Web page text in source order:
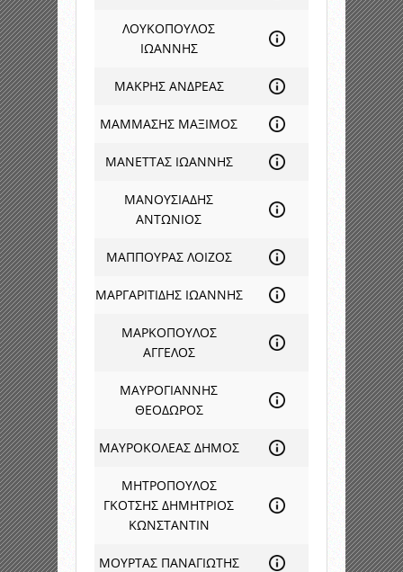
ΛΟΥΚΟΠΟΥΛΟΣ
ΙΩΑΝΝΗΣ
ΜΑΚΡΗΣ ΑΝΔΡΕΑΣ
ΜΑΜΜΑΣΗΣ ΜΑΞΙΜΟΣ
ΜΑΝΕΤΤΑΣ ΙΩΑΝΝΗΣ
ΜΑΝΟΥΣΙΑΔΗΣ
ΑΝΤΩΝΙΟΣ
ΜΑΠΠΟΥΡΑΣ ΛΟΙΖΟΣ
ΜΑΡΓΑΡΙΤΙΔΗΣ ΙΩΑΝΝΗΣ
ΜΑΡΚΟΠΟΥΛΟΣ
ΑΓΓΕΛΟΣ
ΜΑΥΡΟΓΙΑΝΝΗΣ
ΘΕΟΔΩΡΟΣ
ΜΑΥΡΟΚΟΛΕΑΣ ΔΗΜΟΣ
ΜΗΤΡΟΠΟΥΛΟΣ
ΓΚΟΤΣΗΣ ΔΗΜΗΤΡΙΟΣ
ΚΩΝΣΤΑΝΤΙΝ
ΜΟΥΡΤΑΣ ΠΑΝΑΓΙΩΤΗΣ